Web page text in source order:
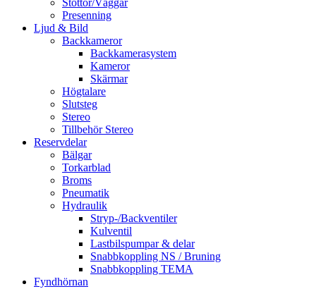
Stöttor/Väggar
Presenning
Ljud & Bild
Backkameror
Backkamerasystem
Kameror
Skärmar
Högtalare
Slutsteg
Stereo
Tillbehör Stereo
Reservdelar
Bälgar
Torkarblad
Broms
Pneumatik
Hydraulik
Stryp-/Backventiler
Kulventil
Lastbilspumpar & delar
Snabbkoppling NS / Bruning
Snabbkoppling TEMA
Fyndhörnan